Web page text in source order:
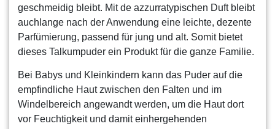
geschmeidig bleibt. Mit de azzurratypischen Duft bleibt
auchlange nach der Anwendung eine leichte, dezente
Parfümierung, passend für jung und alt. Somit bietet
dieses Talkumpuder ein Produkt für die ganze Familie.
Bei Babys und Kleinkindern kann das Puder auf die
empfindliche Haut zwischen den Falten und im
Windelbereich angewandt werden, um die Haut dort
vor Feuchtigkeit und damit einhergehenden